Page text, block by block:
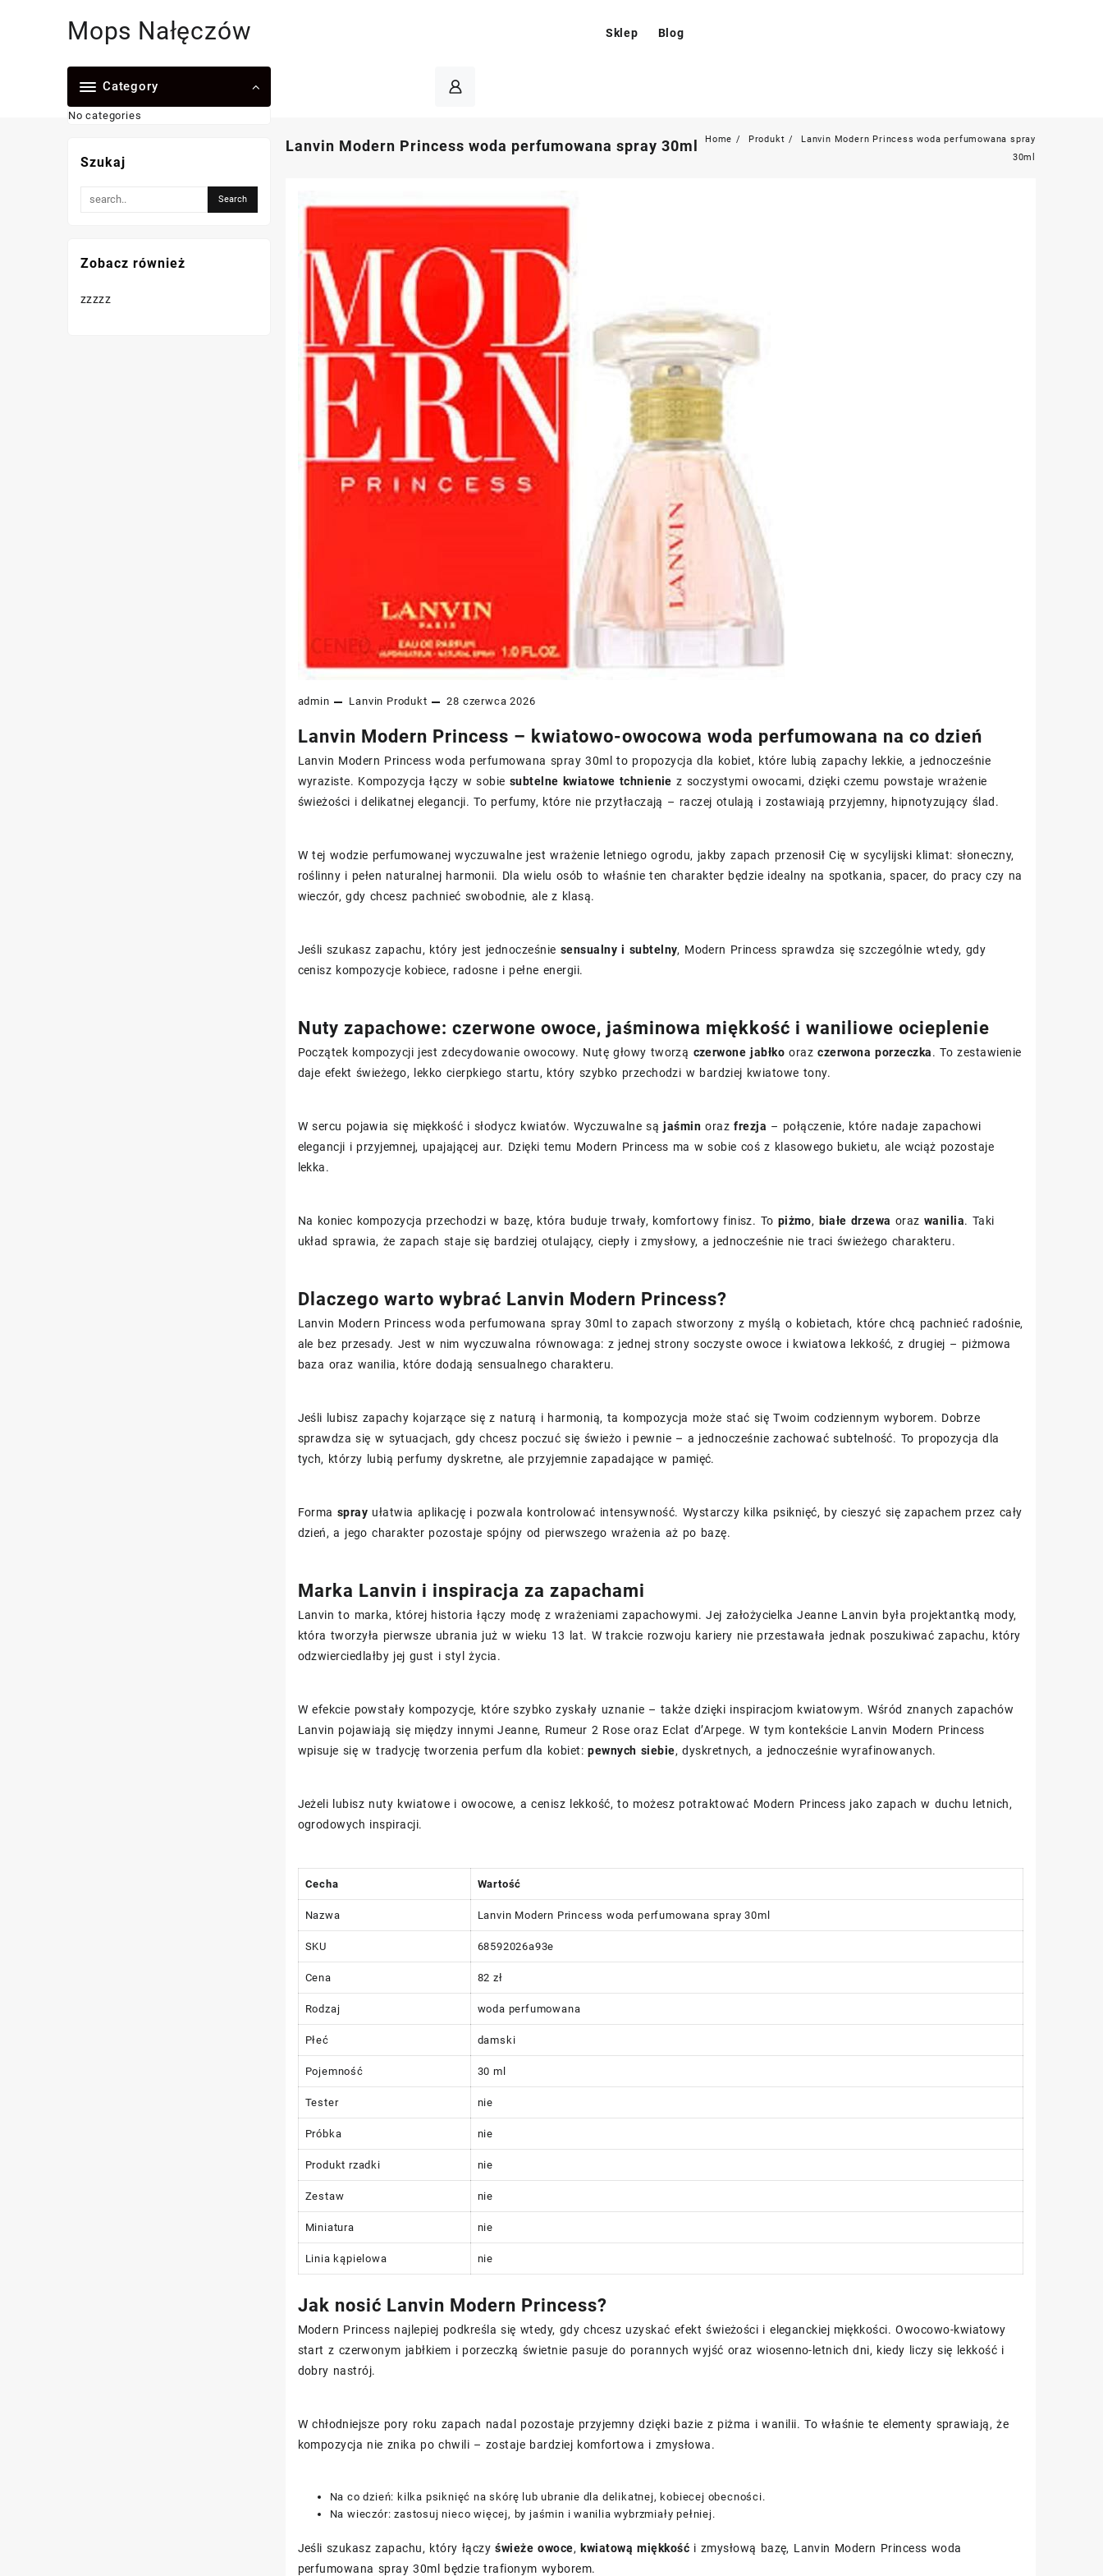
Mops Nałęczów Sklep Blog
Category
No categories
Lanvin Modern Princess woda perfumowana spray 30ml Home Produkt
Lanvin Modern Princess woda perfumowana spray
30ml
admin Lanvin Produkt 28 czerwca 2026
Lanvin Modern Princess – kwiatowo-owocowa woda perfumowana na co dzień
Lanvin Modern Princess woda perfumowana spray 30ml to propozycja dla kobiet, które lubią zapachy lekkie, a jednocześnie
wyraziste. Kompozycja łączy w sobie subtelne kwiatowe tchnienie z soczystymi owocami, dzięki czemu powstaje wrażenie
świeżości i delikatnej elegancji. To perfumy, które nie przytłaczają – raczej otulają i zostawiają przyjemny, hipnotyzujący ślad.
W tej wodzie perfumowanej wyczuwalne jest wrażenie letniego ogrodu, jakby zapach przenosił Cię w sycylijski klimat: słoneczny,
roślinny i pełen naturalnej harmonii. Dla wielu osób to właśnie ten charakter będzie idealny na spotkania, spacer, do pracy czy na
wieczór, gdy chcesz pachnieć swobodnie, ale z klasą.
Jeśli szukasz zapachu, który jest jednocześnie sensualny i subtelny, Modern Princess sprawdza się szczególnie wtedy, gdy
cenisz kompozycje kobiece, radosne i pełne energii.
Nuty zapachowe: czerwone owoce, jaśminowa miękkość i waniliowe ocieplenie
Początek kompozycji jest zdecydowanie owocowy. Nutę głowy tworzą czerwone jabłko orazczerwona porzeczka. To zestawienie
daje efekt świeżego, lekko cierpkiego startu, który szybko przechodzi w bardziej kwiatowe tony.
W sercu pojawia się miękkość i słodycz kwiatów. Wyczuwalne sąjaśmin orazfrezja – połączenie, które nadaje zapachowi
elegancji i przyjemnej, upajającej aur. Dzięki temu Modern Princess ma w sobie coś z klasowego bukietu, ale wciąż pozostaje
lekka.
Na koniec kompozycja przechodzi w bazę, która buduje trwały, komfortowy finisz. To piżmo, białe drzewa oraz wanilia. Taki
układ sprawia, że zapach staje się bardziej otulający, ciepły i zmysłowy, a jednocześnie nie traci świeżego charakteru.
Dlaczego warto wybrać Lanvin Modern Princess?
Lanvin Modern Princess woda perfumowana spray 30ml to zapach stworzony z myślą o kobietach, które chcą pachnieć radośnie,
ale bez przesady. Jest w nim wyczuwalna równowaga: z jednej strony soczyste owoce i kwiatowa lekkość, z drugiej – piżmowa
baza oraz wanilia, które dodają sensualnego charakteru.
Jeśli lubisz zapachy kojarzące się z naturą i harmonią, ta kompozycja może stać się Twoim codziennym wyborem. Dobrze
sprawdza się w sytuacjach, gdy chcesz poczuć się świeżo i pewnie – a jednocześnie zachować subtelność. To propozycja dla
tych, którzy lubią perfumy dyskretne, ale przyjemnie zapadające w pamięć.
Forma spray ułatwia aplikację i pozwala kontrolować intensywność. Wystarczy kilka psiknięć, by cieszyć się zapachem przez cały
dzień, a jego charakter pozostaje spójny od pierwszego wrażenia aż po bazę.
Marka Lanvin i inspiracja za zapachami
Lanvin to marka, której historia łączy modę z wrażeniami zapachowymi. Jej założycielka Jeanne Lanvin była projektantką mody,
która tworzyła pierwsze ubrania już w wieku 13 lat. W trakcie rozwoju kariery nie przestawała jednak poszukiwać zapachu, który
odzwierciedlałby jej gust i styl życia.
W efekcie powstały kompozycje, które szybko zyskały uznanie – także dzięki inspiracjom kwiatowym. Wśród znanych zapachów
Lanvin pojawiają się między innymi Jeanne, Rumeur 2 Rose oraz Eclat d’Arpege. W tym kontekście Lanvin Modern Princess
wpisuje się w tradycję tworzenia perfum dla kobiet:pewnych siebie, dyskretnych, a jednocześnie wyrafinowanych.
Jeżeli lubisz nuty kwiatowe i owocowe, a cenisz lekkość, to możesz potraktować Modern Princess jako zapach w duchu letnich,
ogrodowych inspiracji.
Cecha Wartość
Nazwa Lanvin Modern Princess woda perfumowana spray 30ml
SKU 68592026a93e
Cena 82 zł
Rodzaj woda perfumowana
Płeć damski
Pojemność 30 ml
Tester nie
Próbka nie
Produkt rzadki nie
Zestaw nie
Miniatura nie
Linia kąpielowa nie
Jak nosić Lanvin Modern Princess?
Modern Princess najlepiej podkreśla się wtedy, gdy chcesz uzyskać efekt świeżości i eleganckiej miękkości. Owocowo-kwiatowy
start z czerwonym jabłkiem i porzeczką świetnie pasuje do porannych wyjść oraz wiosenno-letnich dni, kiedy liczy się lekkość i
dobry nastrój.
W chłodniejsze pory roku zapach nadal pozostaje przyjemny dzięki bazie z piżma i wanilii. To właśnie te elementy sprawiają, że
kompozycja nie znika po chwili – zostaje bardziej komfortowa i zmysłowa.
Na co dzień: kilka psiknięć na skórę lub ubranie dla delikatnej, kobiecej obecności.
Na wieczór: zastosuj nieco więcej, by jaśmin i wanilia wybrzmiały pełniej.
Jeśli szukasz zapachu, który łączyświeże owoce, kwiatową miękkość i zmysłową bazę, Lanvin Modern Princess woda
perfumowana spray 30ml będzie trafionym wyborem.
Szukaj
Zobacz również
zzzzz